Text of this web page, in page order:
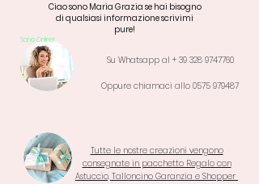
Ciao sono Maria Grazia se hai bisogno
di qualsiasi informazione scrivimi
pure!
Sono Online!
Su Whatsapp al + 39 328 9747760
Oppure chiamaci allo 0575 979487
Tutte le nostre creazioni vengono
consegnate in pacchetto Regalo con
Astuccio, Talloncino Garanzia e Shopper